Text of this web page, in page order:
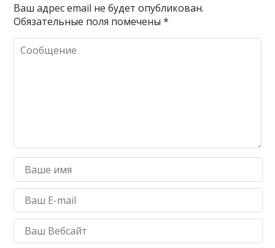
Ваш адрес email не будет опубликован.
Обязательные поля помечены*